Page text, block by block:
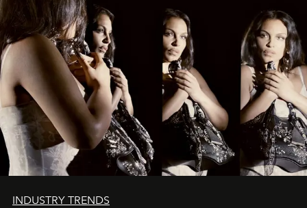
INDUSTRY TRENDS